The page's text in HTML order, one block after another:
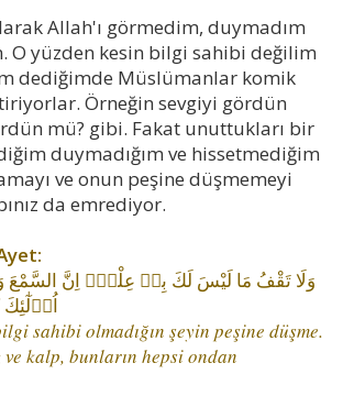
Allah'ı görmedim, duymadım
O yüzden kesin bilgi sahibi değilim
dediğimde Müslümanlar komik
Örneğin sevgiyi gördün
mü? gibi. Fakat unuttukları bir
duymadığım ve hissetmediğim
ve onun peşine düşmemeyi
da emrediyor.
وَلَا تَقْفُ مَا لَيْسَ لَكَ بِه۪ عِلْمٌۜ اِنَّ السَّمْعَ
sahibi olmadığın şeyin peşine düşme.
kalp, bunların hepsi ondan